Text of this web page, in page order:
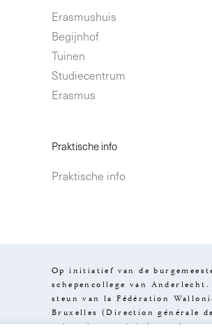
Erasmushuis
Begijnhof
Tuinen
Studiecentrum
Erasmus
Praktische info
Praktische info
Op initiatief van de
schepencollege van Anderlecht.
steun van la Fédération
Bruxelles (Direction générale
culture), van visit.brussels en